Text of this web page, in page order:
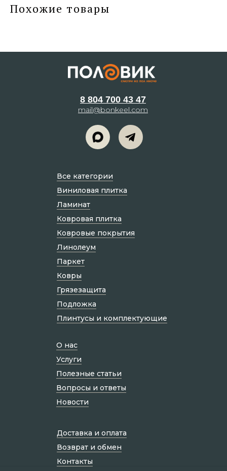
Похожие товары
8 804 700 43 47
mail@bonkeel.com
О нас
Услуги
Полезные статьи
Вопросы и ответы
Новости
Доставка и оплата
Возврат и обмен
Контакты
Все категории
Виниловая плитка
Ламинат
Ковровая плитка
Ковровые покрытия
Линолеум
Паркет
Ковры
Грязезащита
Подложка
Плинтусы и комплектующие